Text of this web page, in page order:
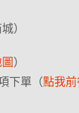
）
）
下單（點我前